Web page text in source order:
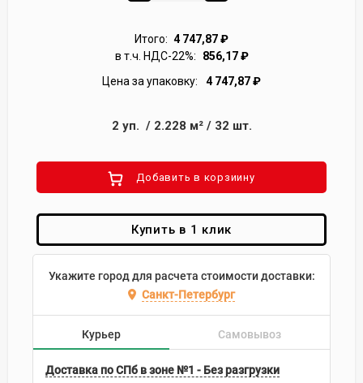
Итого: 4 747,87₽
в т.ч. НДС-22%:
856,17₽
Цена за упаковку:
4 747,87₽
2 уп. / 2.228 м²/ 32 шт.
Добавить в корзиину
Купить в 1 клик
Укажите город для расчета стоимости доставки:
Санкт-Петербург
Курьер Самовывоз
Доставка по СПб в зоне №1 - Без разгрузки